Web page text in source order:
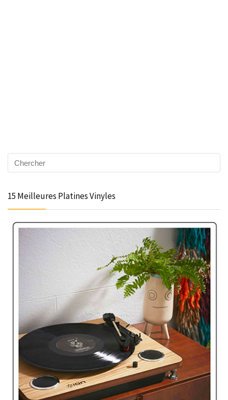
15 Meilleures Platines Vinyles